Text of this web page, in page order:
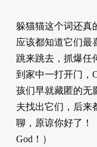
躲猫猫这个词还真
应该都知道它们最
跳来跳去，抓爆任
到家中一打开门，
孩们早就藏匿的无
夫找出它们，后来
聊，原谅你好了！
God！）